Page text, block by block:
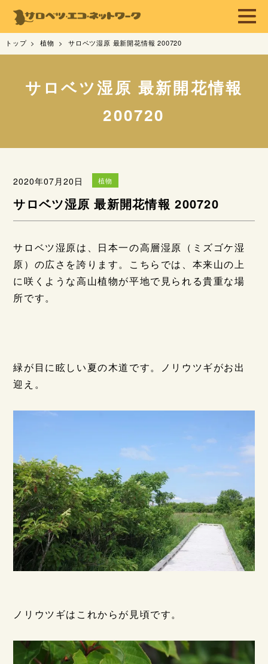
トップ 植物 サロベツ湿原 最新開花情報 200720
サロベツ湿原 最新開花情報
200720
2020年07月20日 植物
サロベツ湿原 最新開花情報 200720
サロベツ湿原は、日本一の高層湿原（ミズゴケ湿
原）の広さを誇ります。こちらでは、本来山の上
に咲くような高山植物が平地で見られる貴重な場
所です。
緑が目に眩しい夏の木道です。ノリウツギがお出
迎え。
ノリウツギはこれからが見頃です。